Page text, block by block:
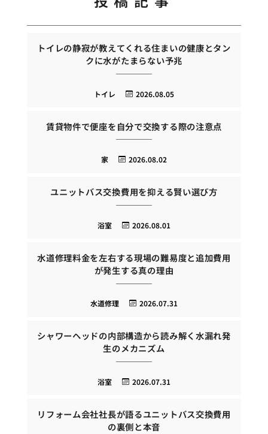
トイレの静寂が教えてくれる住まいの健康とタン
クに水がたまらない予兆
2026.08.05
トイレ
賃貸物件で便座を自分で交換する際の注意点
2026.08.02
家
ユニットバス交換費用を抑える賢い選び方
2026.08.01
浴室
水道修理料金を左右する現場の難易度と追加費用
が発生する真の理由
2026.07.31
水道修理
シャワーヘッドの内部構造から読み解く水漏れ発
生のメカニズム
2026.07.31
浴室
リフォーム会社社長が語るユニットバス交換費用
の裏側と本音